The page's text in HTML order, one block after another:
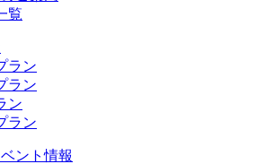
覧
ラン
ラン
ン
ラン
ント情報